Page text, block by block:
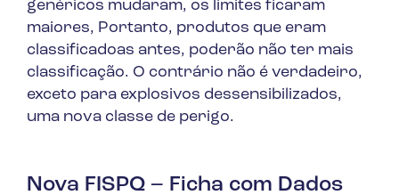
genéricos mudaram, os limites ficaram
maiores, Portanto, produtos que eram
classificadoas antes, poderão não ter mais
classificação. O contrário não é verdadeiro,
exceto para explosivos dessensibilizados,
uma nova classe de perigo.
Nova FISPQ – Ficha com Dados